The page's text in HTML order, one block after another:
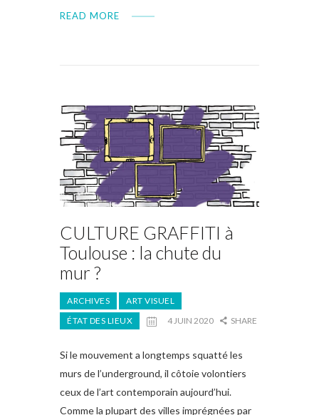
READ MORE
CULTURE GRAFFITI à
Toulouse : la chute du
mur ?
ARCHIVES
ART VISUEL
ÉTAT DES LIEUX
4 JUIN 2020 SHARE
Si le mouvement a longtemps squatté les
murs de l’underground, il côtoie volontiers
ceux de l’art contemporain aujourd’hui.
Comme la plupart des villes imprégnées par